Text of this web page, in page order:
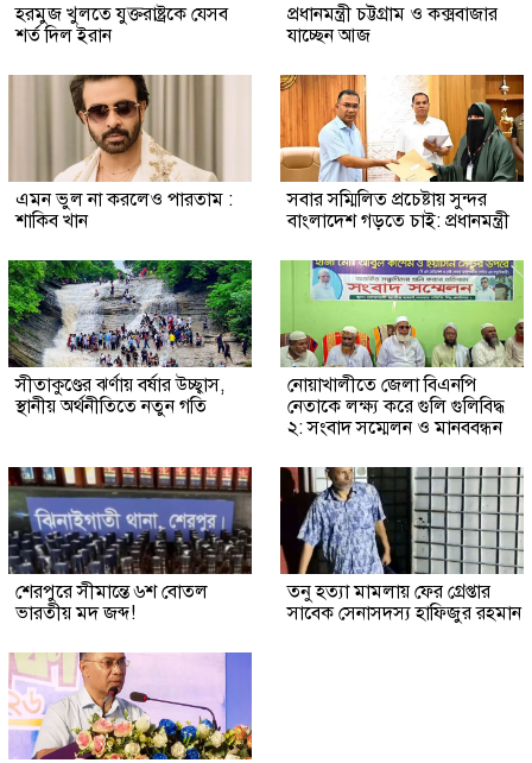
হরমুজ খুলতে যুক্তরাষ্ট্রকে যেসব
শর্ত দিল ইরান
প্রধানমন্ত্রী চট্টগ্রাম ও কক্সবাজার
যাচ্ছেন আজ
এমন ভুল না করলেও পারতাম :
শাকিব খান
সবার সম্মিলিত প্রচেষ্টায় সুন্দর
বাংলাদেশ গড়তে চাই: প্রধানমন্ত্রী
সীতাকুণ্ডের ঝর্ণায় বর্ষার উচ্ছ্বাস,
স্থানীয় অর্থনীতিতে নতুন গতি
নোয়াখালীতে জেলা বিএনপি
নেতাকে লক্ষ্য করে গুলি গুলিবিদ্ধ
২: সংবাদ সম্মেলন ও মানববন্ধন
শেরপুরে সীমান্তে ৬শ বোতল
ভারতীয় মদ জব্দ!
তনু হত্যা মামলায় ফের গ্রেপ্তার
সাবেক সেনাসদস্য হাফিজুর রহমান